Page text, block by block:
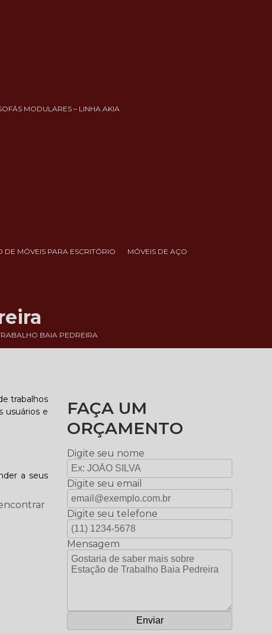
MODULARES – LINHA AKIA
DE MÓVEIS PARA ESCRITÓRIO MÓVEIS DE AÇO
BAIA PEDREIRA
trabalhos
usuários e
a seus
FAÇA UM
ORÇAMENTO
Digite seu nome
Digite seu email
Digite seu telefone
Mensagem